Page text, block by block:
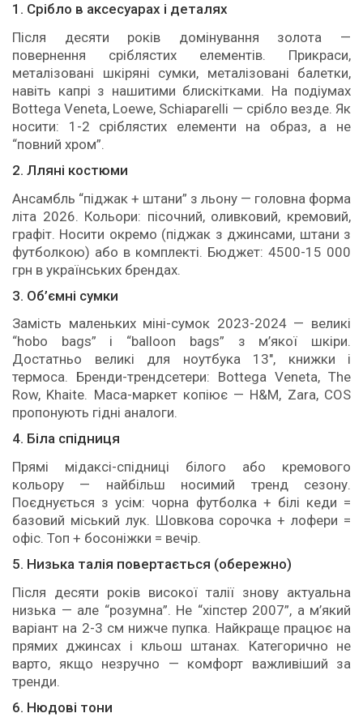
1. Срібло в аксесуарах і деталях
Після десяти років домінування золота —
повернення сріблястих елементів. Прикраси,
металізовані шкіряні сумки, металізовані балетки,
навіть капрі з нашитими блискітками. На подіумах
Bottega Veneta, Loewe, Schiaparelli — срібло везде. Як
носити: 1-2 сріблястих елементи на образ, а не
“повний хром”.
2. Лляні костюми
Ансамбль “піджак + штани” з льону — головна форма
літа 2026. Кольори: пісочний, оливковий, кремовий,
графіт. Носити окремо (піджак з джинсами, штани з
футболкою) або в комплекті. Бюджет: 4500-15 000
грн в українських брендах.
3. Об’ємні сумки
Замість маленьких міні-сумок 2023-2024 — великі
“hobo bags” і “balloon bags” з м’якої шкіри.
Достатньо великі для ноутбука 13″, книжки і
термоса. Бренди-трендсетери: Bottega Veneta, The
Row, Khaite. Маса-маркет копіює — H&M, Zara, COS
пропонують гідні аналоги.
4. Біла спідниця
Прямі мідаксі-спідниці білого або кремового
кольору — найбільш носимий тренд сезону.
Поєднується з усім: чорна футболка + білі кеди =
базовий міський лук. Шовкова сорочка + лофери =
офіс. Топ + босоніжки = вечір.
5. Низька талія повертається (обережно)
Після десяти років високої талії знову актуальна
низька — але “розумна”. Не “хіпстер 2007”, а м’який
варіант на 2-3 см нижче пупка. Найкраще працює на
прямих джинсах і кльош штанах. Категорично не
варто, якщо незручно — комфорт важливіший за
тренди.
6. Нюдові тони